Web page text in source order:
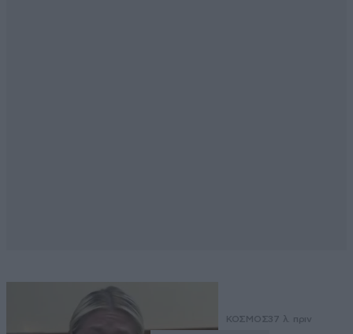
ΚΟΣΜΟΣ37 λ. πριν